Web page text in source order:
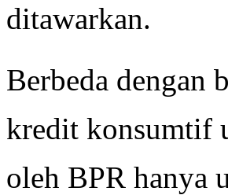
ditawarkan.
Berbeda dengan
kredit konsumtif
oleh BPR hanya